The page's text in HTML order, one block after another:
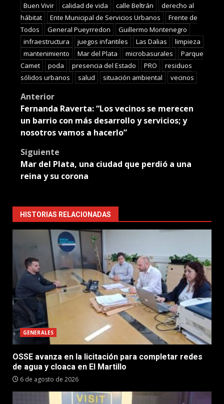
Buen Vivir
calidad de vida calle Beltrán
derecho al
hábitat
Ente Municipal de Servicios Urbanos
Frente de
Todos
General Pueyrredon
Guillermo Montenegro
infraestructura
juegos infantiles Las Dalias
limpieza
mantenimiento
Mar del Plata microbasurales
Parque
Camet
poda presencia del Estado PRO
residuos
sólidos urbanos
salud situación ambiental vecinos
Post
navigation
Anterior
Fernanda Raverta: “Los vecinos se merecen
un barrio con más desarrollo y servicios; y
nosotros vamos a hacerlo”
Siguiente
Mar del Plata, una ciudad que perdió a una
reina y su corona
HISTORIAS RELACIONADAS
GENERALES
OSSE avanza en la licitación para completar redes
de agua y cloaca en El Martillo
6 de agosto de 2026